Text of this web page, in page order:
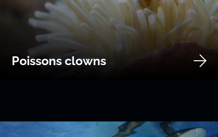
Poissons clowns